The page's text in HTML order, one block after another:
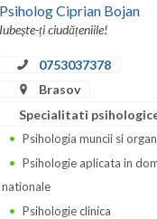
Psiholog Ciprian Bojan
Iubește-ți ciudățeniile!
0753037378
Brasov
Specialitati
Psihologia muncii si
Psihologie aplicata in
nationale
Psihologie clinica